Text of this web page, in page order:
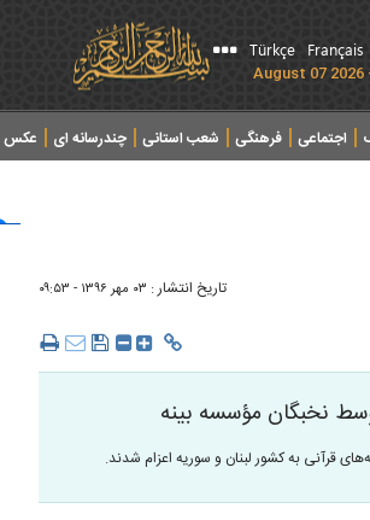
Français
Türkçe
اجتماعی فرهنگی شعب استانی چندرسانه ای عکس
تاریخ انتشار : ۰۳ مهر ۱۳۹۶ - ۰۹:۵۳
نخبگان مؤسسه بینه